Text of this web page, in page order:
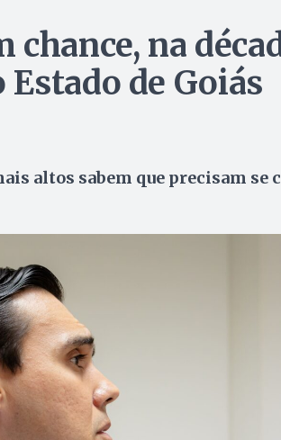
na
de Goiás
altos sabem que precisam se